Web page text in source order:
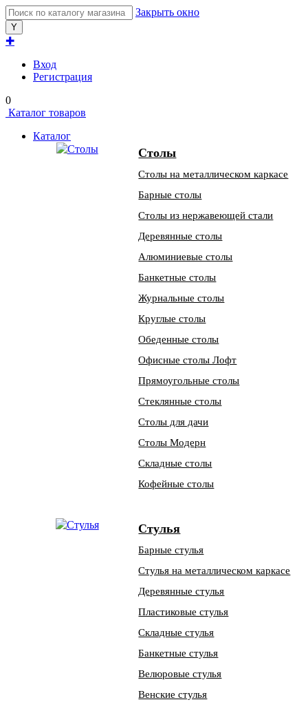
Закрыть окно
✚
Вход
Регистрация
0
Каталог товаров
Каталог
Столы
Столы на металлическом каркасе
Барные столы
Столы из нержавеющей стали
Деревянные столы
Алюминиевые столы
Банкетные столы
Журнальные столы
Круглые столы
Обеденные столы
Офисные столы Лофт
Прямоугольные столы
Стеклянные столы
Столы для дачи
Столы Модерн
Складные столы
Кофейные столы
Стулья
Барные стулья
Стулья на металлическом каркасе
Деревянные стулья
Пластиковые стулья
Складные стулья
Банкетные стулья
Велюровые стулья
Венские стулья